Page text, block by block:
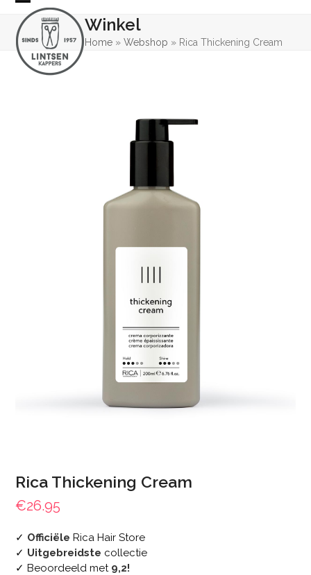
Skip
content
Open
mobile
menu
Close
mobile
menu
Winkel
Home »Webshop » Rica Thickening Cream
Rica Thickening Cream
€26.95
✓ Officiële Rica Hair Store
✓ Uitgebreidste collectie
✓ Beoordeeld met 9,2!